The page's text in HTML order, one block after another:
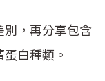
別，再分享包含
白種類。